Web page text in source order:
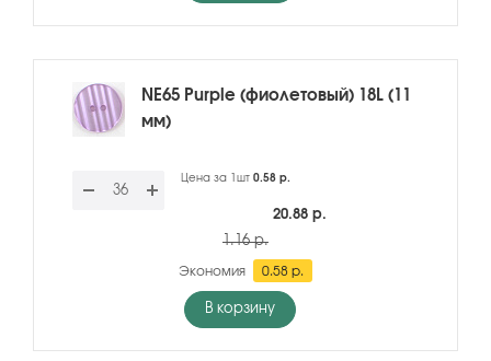
NE65 Purple (фиолетовый) 18L (11
мм)
Цена за 1шт 0.58 р.
20.88 р.
1.16 р.
Экономия 0.58 р.
В корзину